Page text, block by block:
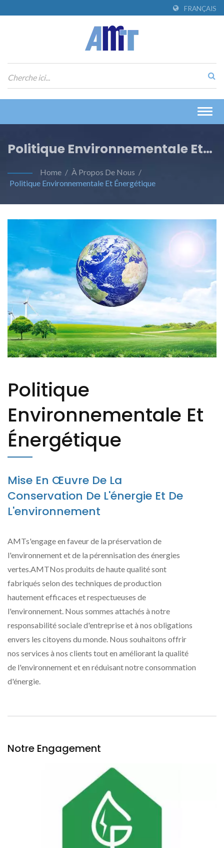
FRANÇAIS
Politique Environnementale Et
Énergétique
Home / À Propos De Nous /
Politique Environnementale Et Énergétique
Politique
Environnementale Et
Énergétique
Mise En Œuvre De La
Conservation De L'énergie Et De
L'environnement
AMTs'engage en faveur de la préservation de
l'environnement et de la pérennisation des énergies
vertes.AMTNos produits de haute qualité sont
fabriqués selon des techniques de production
hautement efficaces et respectueuses de
l'environnement. Nous sommes attachés à notre
responsabilité sociale d'entreprise et à nos obligations
envers les citoyens du monde. Nous souhaitons offrir
nos services à nos clients tout en améliorant la qualité
de l'environnement et en réduisant notre consommation
d'énergie.
Notre Engagement